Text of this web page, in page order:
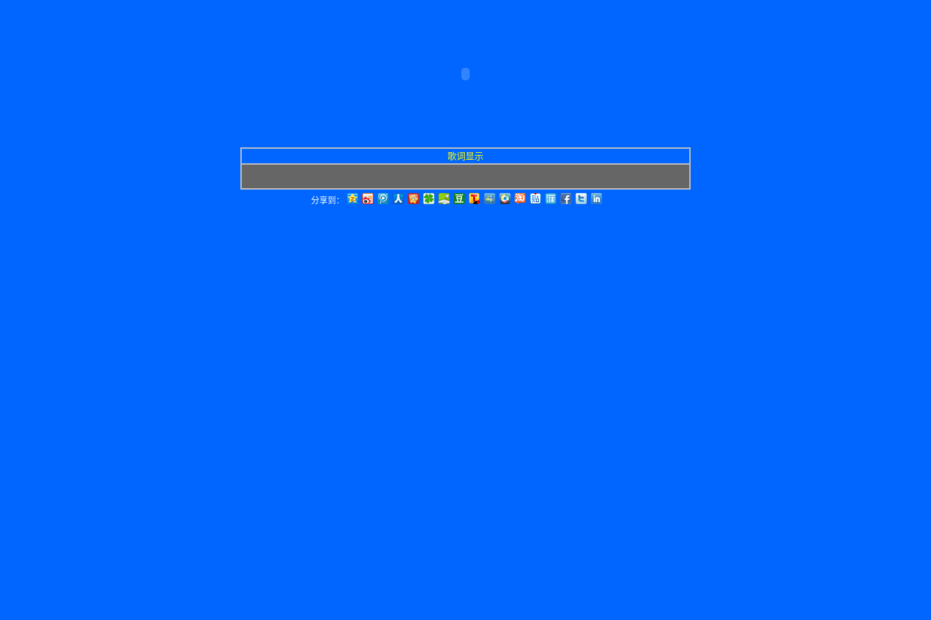
歌词显示
分享到：